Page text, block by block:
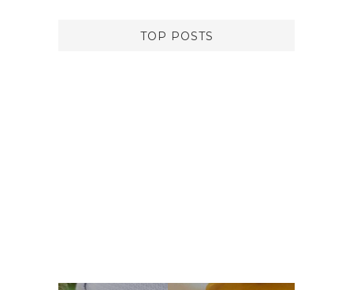
TOP POSTS